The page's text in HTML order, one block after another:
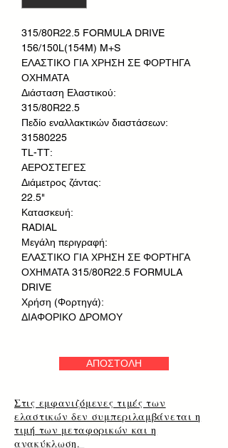
315/80R22.5 FORMULA DRIVE
156/150L(154M) M+S
ΕΛΑΣΤΙΚΟ ΓΙΑ ΧΡΗΣΗ ΣΕ ΦΟΡΤΗΓΑ
ΟΧΗΜΑΤΑ
Διάσταση Ελαστικού:
315/80R22.5
Πεδίο εναλλακτικών διαστάσεων:
31580225
TL-TT:
ΑΕΡΟΣΤΕΓΕΣ
Διάμετρος ζάντας:
22.5"
Κατασκευή:
RADIAL
Μεγάλη περιγραφή:
ΕΛΑΣΤΙΚΟ ΓΙΑ ΧΡΗΣΗ ΣΕ ΦΟΡΤΗΓΑ
ΟΧΗΜΑΤΑ 315/80R22.5 FORMULA
DRIVE
Χρήση (Φορτηγά):
ΔΙΑΦΟΡΙΚΟ ΔΡΟΜΟΥ
ΑΠΟΣΤΟΛΗ
Στις εμφανιζόμενες τιμές των
ελαστικών δεν συμπεριλαμβάνεται η
τιμή των μεταφορικών και η
ανακύκλωση.